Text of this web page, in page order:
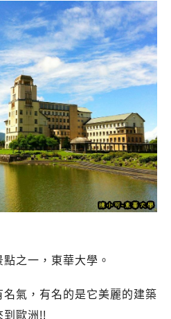
之一，東華大學。
氣，有名的是它美麗的建築
到歐洲!!